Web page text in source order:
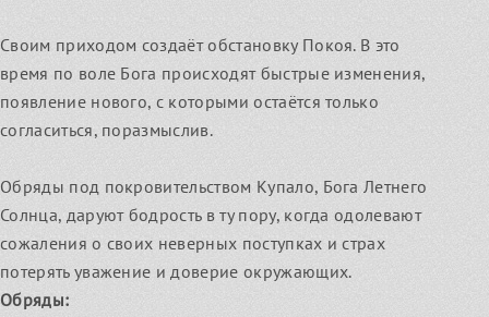
Своим приходом создаёт обстановку Покоя. В это
время по воле Бога происходят быстрые изменения,
появление нового, с которыми остаётся только
согласиться, поразмыслив.
Обряды под покровительством Купало, Бога Летнего
Солнца, даруют бодрость в ту пору, когда одолевают
сожаления о своих неверных поступках и страх
потерять уважение и доверие окружающих.
Обряды: